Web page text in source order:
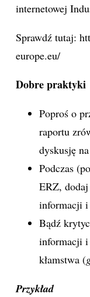
internetowej
Sprawdź tutaj:
europe.eu/
Dobre praktyki
Poproś o
raportu
dyskusję
Podczas
ERZ,
informacji
Bądź
informacji i
kłamstwa (
Przykład